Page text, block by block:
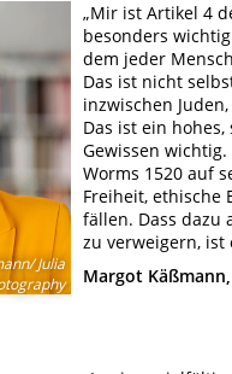
Julia
„Mir ist Artikel 4
besonders
dem jeder
Das ist nicht
inzwischen
Das ist ein
Gewissen
Worms 1520 auf
Freiheit, ethische
fällen. Dass dazu
zu verweigern, ist
Margot